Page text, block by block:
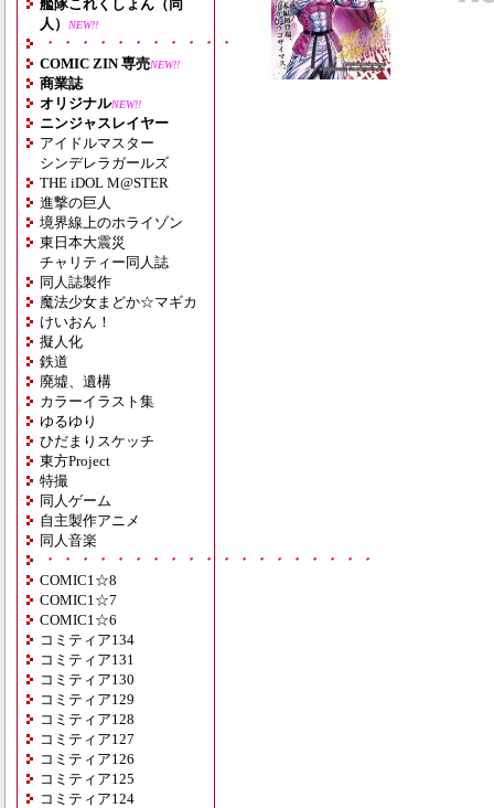
艦隊これくしょん（同
人）
NEW!!
・・・・・・・・・・・・・・・・・・・
COMIC ZIN 専売NEW!!
商業誌
オリジナルNEW!!
ニンジャスレイヤー
アイドルマスター
シンデレラガールズ
THE iDOL M@STER
進撃の巨人
境界線上のホライゾン
東日本大震災
チャリティー同人誌
同人誌製作
魔法少女まどか☆マギカ
けいおん！
擬人化
鉄道
廃墟、遺構
カラーイラスト集
ゆるゆり
ひだまりスケッチ
東方Project
特撮
同人ゲーム
自主製作アニメ
同人音楽
・・・・・・・・・・・・・・・・・・・
COMIC1☆8
COMIC1☆7
COMIC1☆6
コミティア134
コミティア131
コミティア130
コミティア129
コミティア128
コミティア127
コミティア126
コミティア125
コミティア124